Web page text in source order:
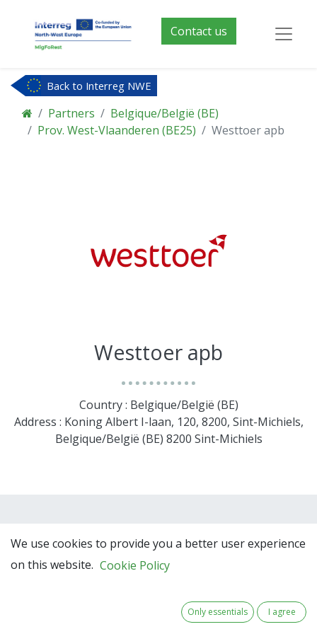
Contact us
Back to Interreg NWE
Partners
Belgique/België (BE)
Prov. West-Vlaanderen (BE25)
Westtoer apb
Westtoer apb
Country : Belgique/België (BE)
Address : Koning Albert I-laan, 120, 8200, Sint-Michiels,
Belgique/België (BE) 8200 Sint-Michiels
We use cookies to provide you a better user experience
on this website. Cookie Policy
Only essentials I agree